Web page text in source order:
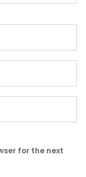
for the next